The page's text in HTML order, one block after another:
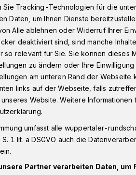
Ausstrahlung
(in der Politik)
und
OB-Wahl!?
Sie Tracking-Technologien für die
Daten, um Ihnen Dienste
Alle ablehnen oder Widerruf Ihrer
deaktiviert sind, sind manche
so relevant für Sie. Sie können dieses
zu ändern oder Ihre
am unteren Rand der
links auf der Webseite, falls
Website. Weitere Informationen
umfasst alle wuppertaler-
1 lit. a DSGVO auch die
Partner verarbeiten Daten, um